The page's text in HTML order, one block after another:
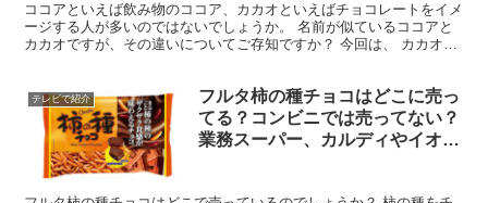
ココアといえば飲み物のココア、カカオといえばチョコレートをイメ
ージする人が多いのではないでしょうか。 名前が似ているココアと
カカオですが、その違いについてご存知ですか？ 今回は、 カカオと
テレビで紹介
フルタ柿の種チョコはどこに売っ
てる？コンビニでは売ってない？
業務スーパー、カルディやイオン